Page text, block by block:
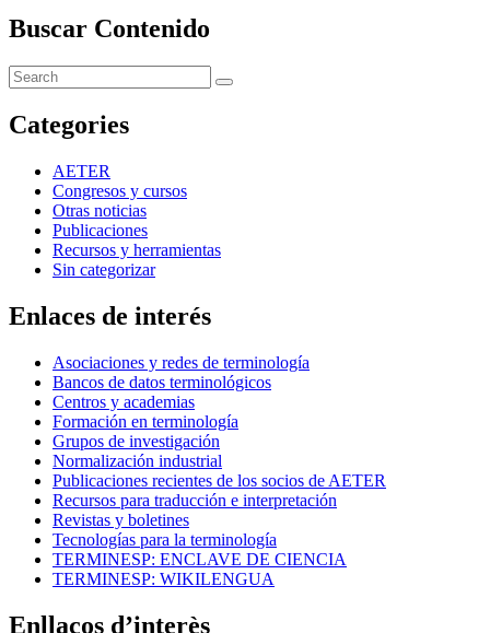
Buscar Contenido
Categories
AETER
Congresos y cursos
Otras noticias
Publicaciones
Recursos y herramientas
Sin categorizar
Enlaces de interés
Asociaciones y redes de terminología
Bancos de datos terminológicos
Centros y academias
Formación en terminología
Grupos de investigación
Normalización industrial
Publicaciones recientes de los socios de AETER
Recursos para traducción e interpretación
Revistas y boletines
Tecnologías para la terminología
TERMINESP: ENCLAVE DE CIENCIA
TERMINESP: WIKILENGUA
Enllaços d’interès